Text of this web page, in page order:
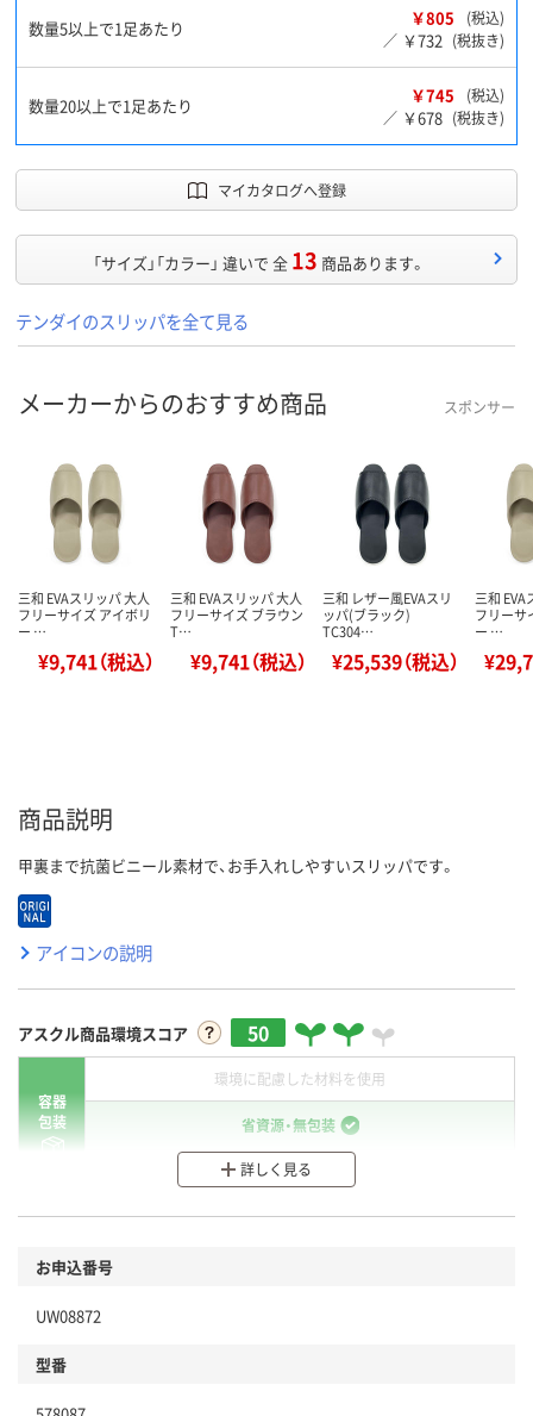
数量5以上で1足あたり ￥805
(税込)
／ ￥732 (税抜き)
数量20以上で1足あたり ￥745
(税込)
／ ￥678 (税抜き)
マイカタログへ登録
「サイズ」「カラー」 違いで 全 13 商品あります。
テンダイのスリッパを全て見る
メーカーからのおすすめ商品 スポンサー
三和 EVAスリッパ 大人
フリーサイズ アイボリ
ー …
¥9,741（税込）
三和 EVAスリッパ 大人
フリーサイズ ブラウン
T…
¥9,741（税込）
三和 レザー風EVAスリ
ッパ(ブラック)
TC304…
¥25,539（税込）
三和 EVA
フリーサ
ー …
商品説明
甲裏まで抗菌ビニール素材で、お手入れしやすいスリッパです。
アイコンの説明
アスクル商品環境スコア 50
容器
包装
環境に配慮した材料を使用
省資源・無包装
分別・リサイクルしやすい設計
本体
仕組
詳しく見る
お申込番号
UW08872
型番